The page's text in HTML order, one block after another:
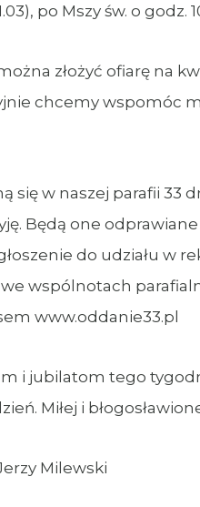
po Mszy św. o
złożyć ofiarę na
chcemy wspomóc
się w naszej parafii
Będą one
do udziału w
we wspólnotach
www.oddanie33.pl
i jubilatom tego
Miłej i
Milewski